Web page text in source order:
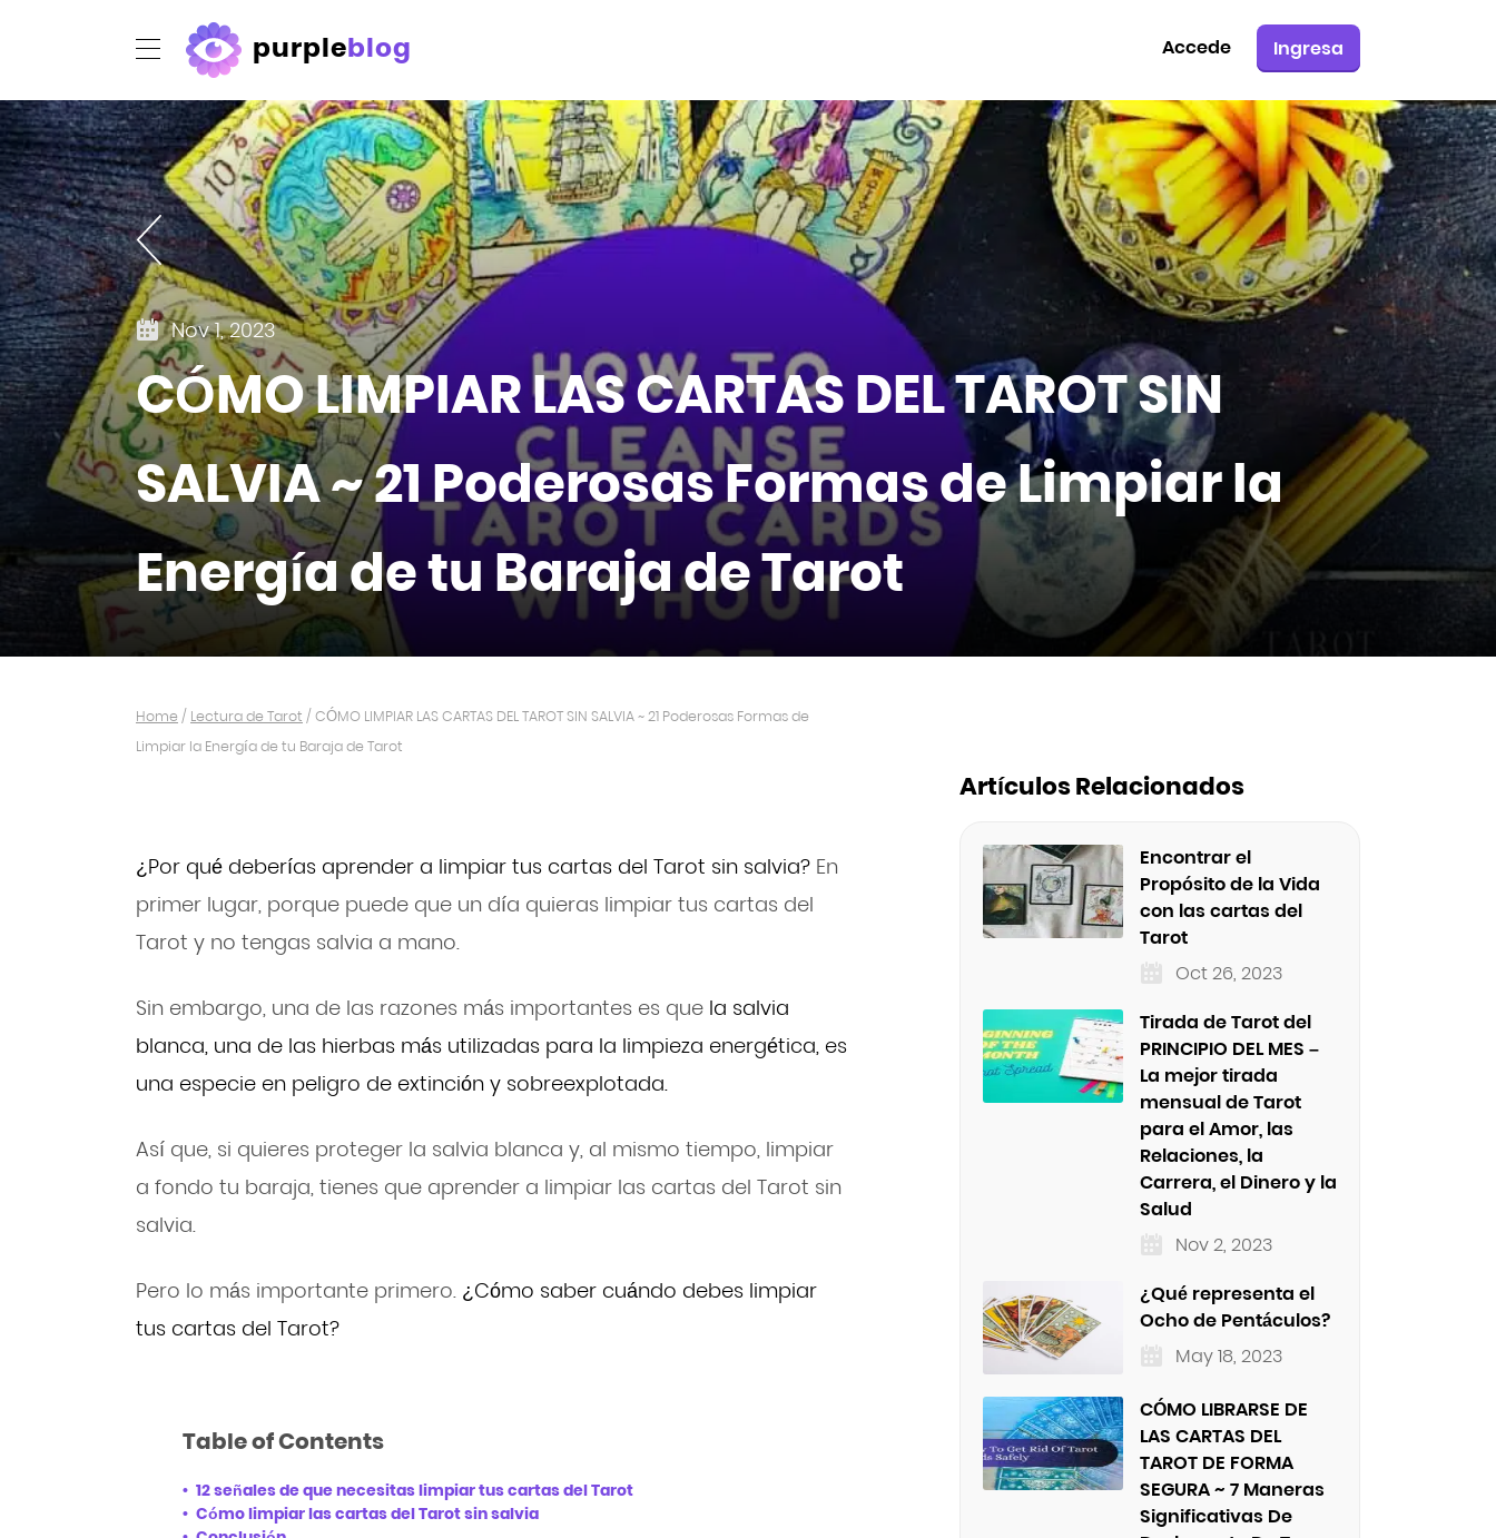
purpleblog Ingresa
Accede
Nov 1, 2023
CÓMO LIMPIAR LAS CARTAS DEL TAROT SIN
SALVIA ~ 21 Poderosas Formas de Limpiar la
Energía de tu Baraja de Tarot
Home / Lectura de Tarot / CÓMO LIMPIAR LAS CARTAS DEL TAROT SIN SALVIA ~ 21 Poderosas Formas de
Limpiar la Energía de tu Baraja de Tarot
¿Por qué deberías aprender a limpiar tus cartas del Tarot sin salvia? En
primer lugar, porque puede que un día quieras limpiar tus cartas del
Tarot y no tengas salvia a mano.
Sin embargo, una de las razones más importantes es que la salvia
blanca, una de las hierbas más utilizadas para la limpieza energética, es
una especie en peligro de extinción y sobreexplotada.
Así que, si quieres proteger la salvia blanca y, al mismo tiempo, limpiar
a fondo tu baraja, tienes que aprender a limpiar las cartas del Tarot sin
salvia.
Pero lo más importante primero. ¿Cómo saber cuándo debes limpiar
tus cartas del Tarot?
Table of Contents
12 señales de que necesitas limpiar tus cartas del Tarot
Cómo limpiar las cartas del Tarot sin salvia
Artículos Relacionados
Encontrar el
Propósito de la Vida
con las cartas del
Tarot
Oct 26, 2023
Tirada de Tarot del
PRINCIPIO DEL MES –
La mejor tirada
mensual de Tarot
para el Amor, las
Relaciones, la
Carrera, el Dinero y la
Salud
Nov 2, 2023
¿Qué representa el
Ocho de Pentáculos?
May 18, 2023
CÓMO LIBRARSE DE
LAS CARTAS DEL
TAROT DE FORMA
SEGURA ~ 7 Maneras
Significativas De